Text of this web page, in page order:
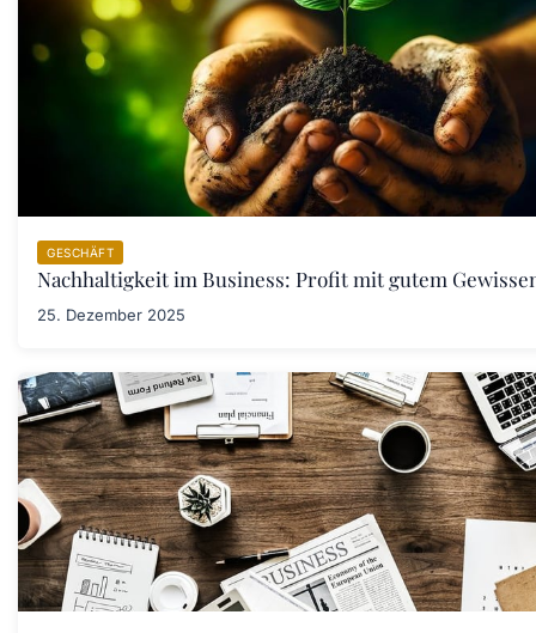
GESCHÄFT
Nachhaltigkeit im Business: Profit mit gutem
25. Dezember 2025